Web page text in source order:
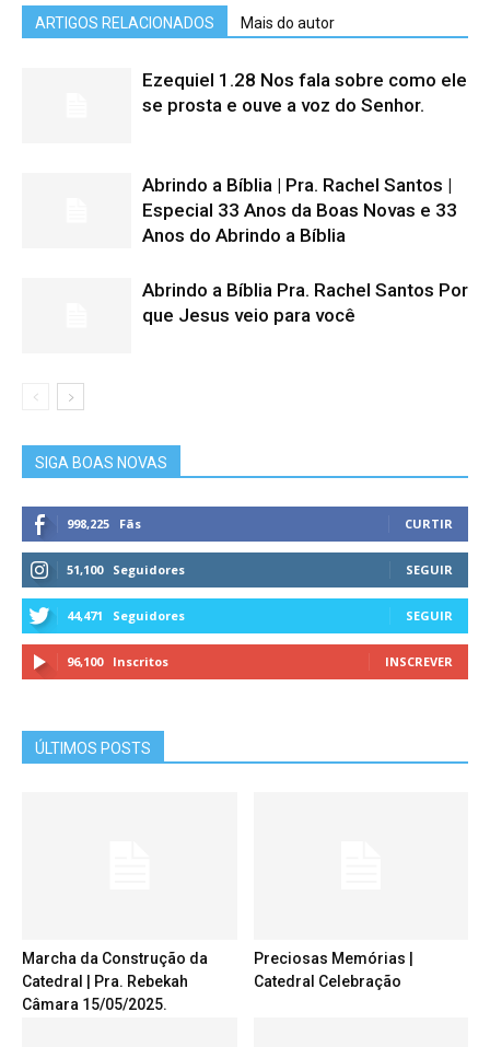
ARTIGOS RELACIONADOS Mais do autor
Ezequiel 1.28 Nos fala sobre como ele
se prosta e ouve a voz do Senhor.
Abrindo a Bíblia | Pra. Rachel Santos |
Especial 33 Anos da Boas Novas e 33
Anos do Abrindo a Bíblia
Abrindo a Bíblia Pra. Rachel Santos Por
que Jesus veio para você
SIGA BOAS NOVAS
998,225 Fãs CURTIR
51,100 Seguidores SEGUIR
44,471 Seguidores SEGUIR
96,100 Inscritos INSCREVER
ÚLTIMOS POSTS
Marcha da Construção da
Catedral | Pra. Rebekah
Câmara 15/05/2025.
Preciosas Memórias |
Catedral Celebração